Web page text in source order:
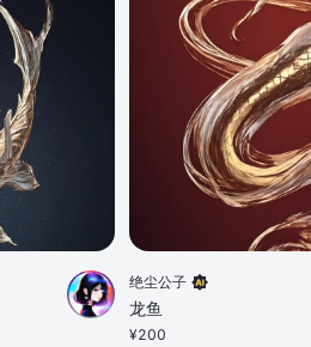
绝尘公子
龙鱼
¥200